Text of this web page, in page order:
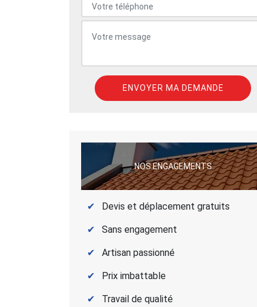
NOS ENGAGEMENTS
Devis et déplacement gratuits
Sans engagement
Artisan passionné
Prix imbattable
Travail de qualité